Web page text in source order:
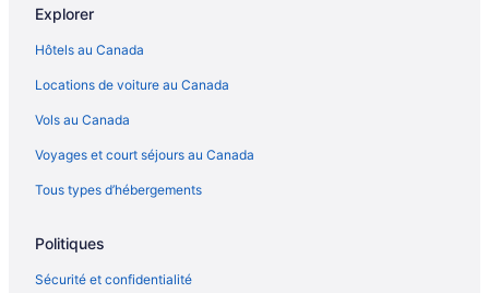
Explorer
Hôtels au Canada
Locations de voiture au Canada
Vols au Canada
Voyages et court séjours au Canada
Tous types d’hébergements
Politiques
Sécurité et confidentialité